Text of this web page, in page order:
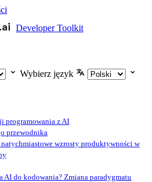
Developer Toolkit
Wybierz język
programowania z AI
przewodnika
wzrosty produktywności w
AI do kodowania? Zmiana paradygmatu